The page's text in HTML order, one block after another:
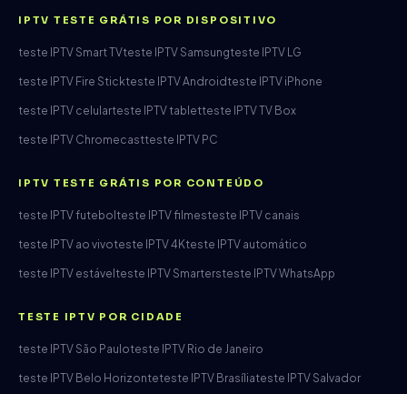
IPTV TESTE GRÁTIS POR DISPOSITIVO
teste IPTV Smart TVteste IPTV Samsungteste IPTV LG
teste IPTV Fire Stickteste IPTV Androidteste IPTV iPhone
teste IPTV celularteste IPTV tabletteste IPTV TV Box
teste IPTV Chromecastteste IPTV PC
IPTV TESTE GRÁTIS POR CONTEÚDO
teste IPTV futebolteste IPTV filmesteste IPTV canais
teste IPTV ao vivoteste IPTV 4Kteste IPTV automático
teste IPTV estávelteste IPTV Smartersteste IPTV WhatsApp
TESTE IPTV POR CIDADE
teste IPTV São Pauloteste IPTV Rio de Janeiro
teste IPTV Belo Horizonteteste IPTV Brasíliateste IPTV Salvador